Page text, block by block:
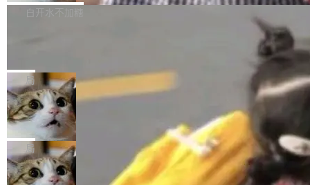
P9 patch03及以上版本。 *升级路径：设置 > 搜
很多中国音视频开发者而言，这个名字并不陌
“启蒙老师”。 而今年，恰好是雷霄骅离世十周
年。FFmpeg 社区最终选择用一个大版本的名
字，留下了这份纪念。 雷霄骅曾是中国传媒大学
数字电视技术方向的博士生，长期从事视频、音
频技...
导致公司在多个项目上超支。《金融时报》报道
编写程序，目标是完成电商平台作者信息与商品
列表的数据匹配 —— 一项常规的数据处理任
务，最终却产生了 180 万美元的账单，实际支出
超出原定预算 860%。 更令人意外的是，该项目
最终并未成功落地，而高额算力消耗持续运行长
达 5 个月，公司直到财务对账时才察觉异常。这
意味着一个无人看管的 AI 程序，在近半年时间
白开水不加糖
e CEO Clément Delangue 在 CNBC 的采访里
没有拐弯抹角。他说中国正在赢得 AI 竞赛，而
且按目前的速度，中国 AI 工具预计在今年底或
2027 年就能追上美国前沿实验室的水平。 Dela
ngue 把原因归结为一件事：开放协作。中国的
AI 开发者在一个共享和协作的生态里加速迭代，
而美国模型厂商在"闭门造车"。他的原话是 "buil
局
当 AI agent 把源码变成了最好的扩展系
统，开发者工具必须开源
五年前，David Crawshaw 问过很多软件工程师
一个问题：你写过什么给自己用的程序？答案几
乎都是没有。工程师们整天用别人写的程序写程
序给别人用。偶尔有人自己写个博客系统、智能
局
DeepSeek Harness 宣布内测邀请，全